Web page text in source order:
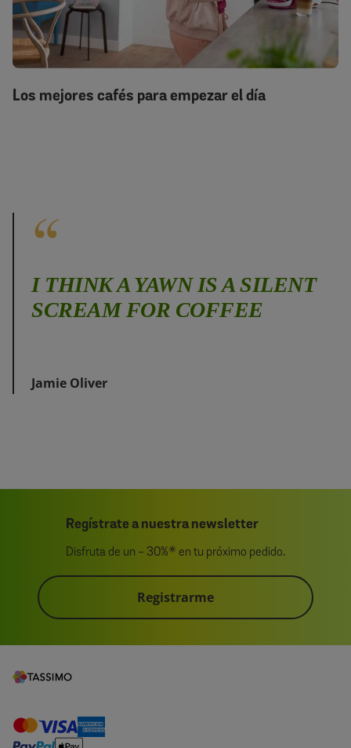
Los mejores cafés para empezar el día
I THINK A YAWN IS A SILENT
SCREAM FOR COFFEE
Jamie Oliver
Regístrate a nuestra newsletter
Disfruta de un - 30%* en tu próximo pedido.
Registrarme